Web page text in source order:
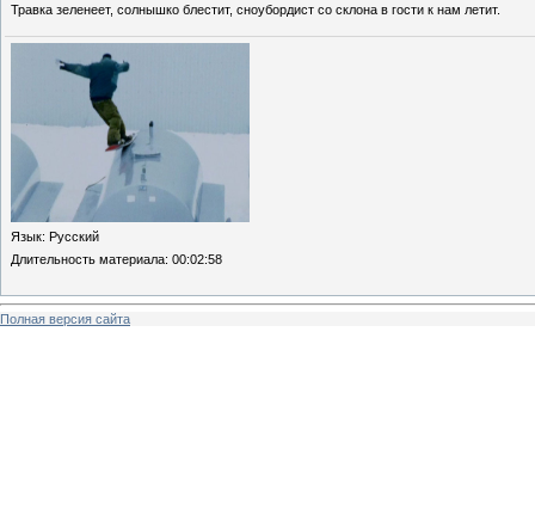
Травка зеленеет, солнышко блестит, сноубордист со склона в гости к нам летит.
Язык: Русский
Длительность материала: 00:02:58
Полная версия сайта